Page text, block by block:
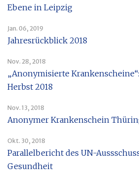
Ebene in Leipzig
Jan. 06, 2019
Jahresrückblick 2018
Nov. 28, 2018
„Anonymisierte
Herbst 2018
Nov. 13, 2018
Anonymer Krankenschein
Okt. 30, 2018
Parallelbericht des UN-
Gesundheit